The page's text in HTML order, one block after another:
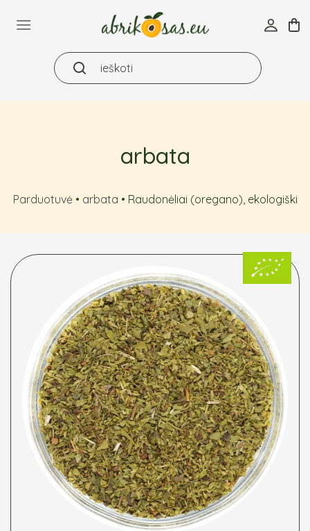
arbata
Parduotuvė• arbata • Raudonėliai (oregano), ekologiški